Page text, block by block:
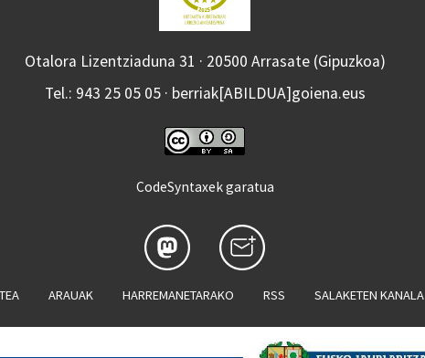
Otalora Lizentziaduna 31 · 20500 Arrasate (Gipuzkoa)
Tel.: 943 25 05 05 · berriak[ABILDUA]goiena.eus
CodeSyntaxek garatua
ARAUAK HARREMANETARAKO RSS SALAKETEN KANALA